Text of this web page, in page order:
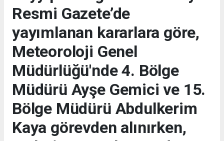
Resmi Gazete’de
yayımlanan kararlara göre,
Meteoroloji Genel
Müdürlüğü'nde 4. Bölge
Müdürü Ayşe Gemici ve 15.
Bölge Müdürü Abdulkerim
Kaya görevden alınırken,